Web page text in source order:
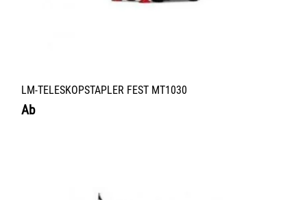
LM-TELESKOPSTAPLER FEST MT1030
Ab